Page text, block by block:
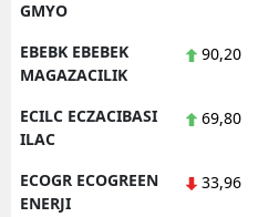
GMYO
EBEBK EBEBEK
MAGAZACILIK
90,20
ECILC ECZACIBASI
ILAC
69,80
ECOGR ECOGREEN
ENERJI
33,96